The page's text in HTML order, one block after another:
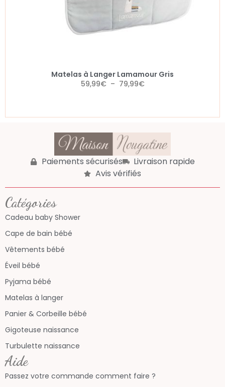
Matelas à Langer Lamamour Gris
59,99€ – 79,99€
Paiements sécurisés
Livraison rapide
Avis vérifiés
Catégories
Cadeau baby Shower
Cape de bain bébé
Vêtements bébé
Éveil bébé
Pyjama bébé
Matelas à langer
Panier & Corbeille bébé
Gigoteuse naissance
Turbulette naissance
Aide
Passez votre commande comment faire ?